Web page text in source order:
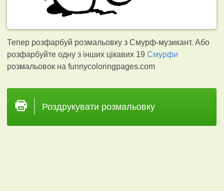
Тепер розфарбуй розмальовку з Смурф-музикант. Або
розфарбуйте одну з інших цікавих 19Смурфи
розмальовок на funnycoloringpages.com
Роздрукувати розмальовку